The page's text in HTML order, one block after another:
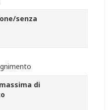
senza
di